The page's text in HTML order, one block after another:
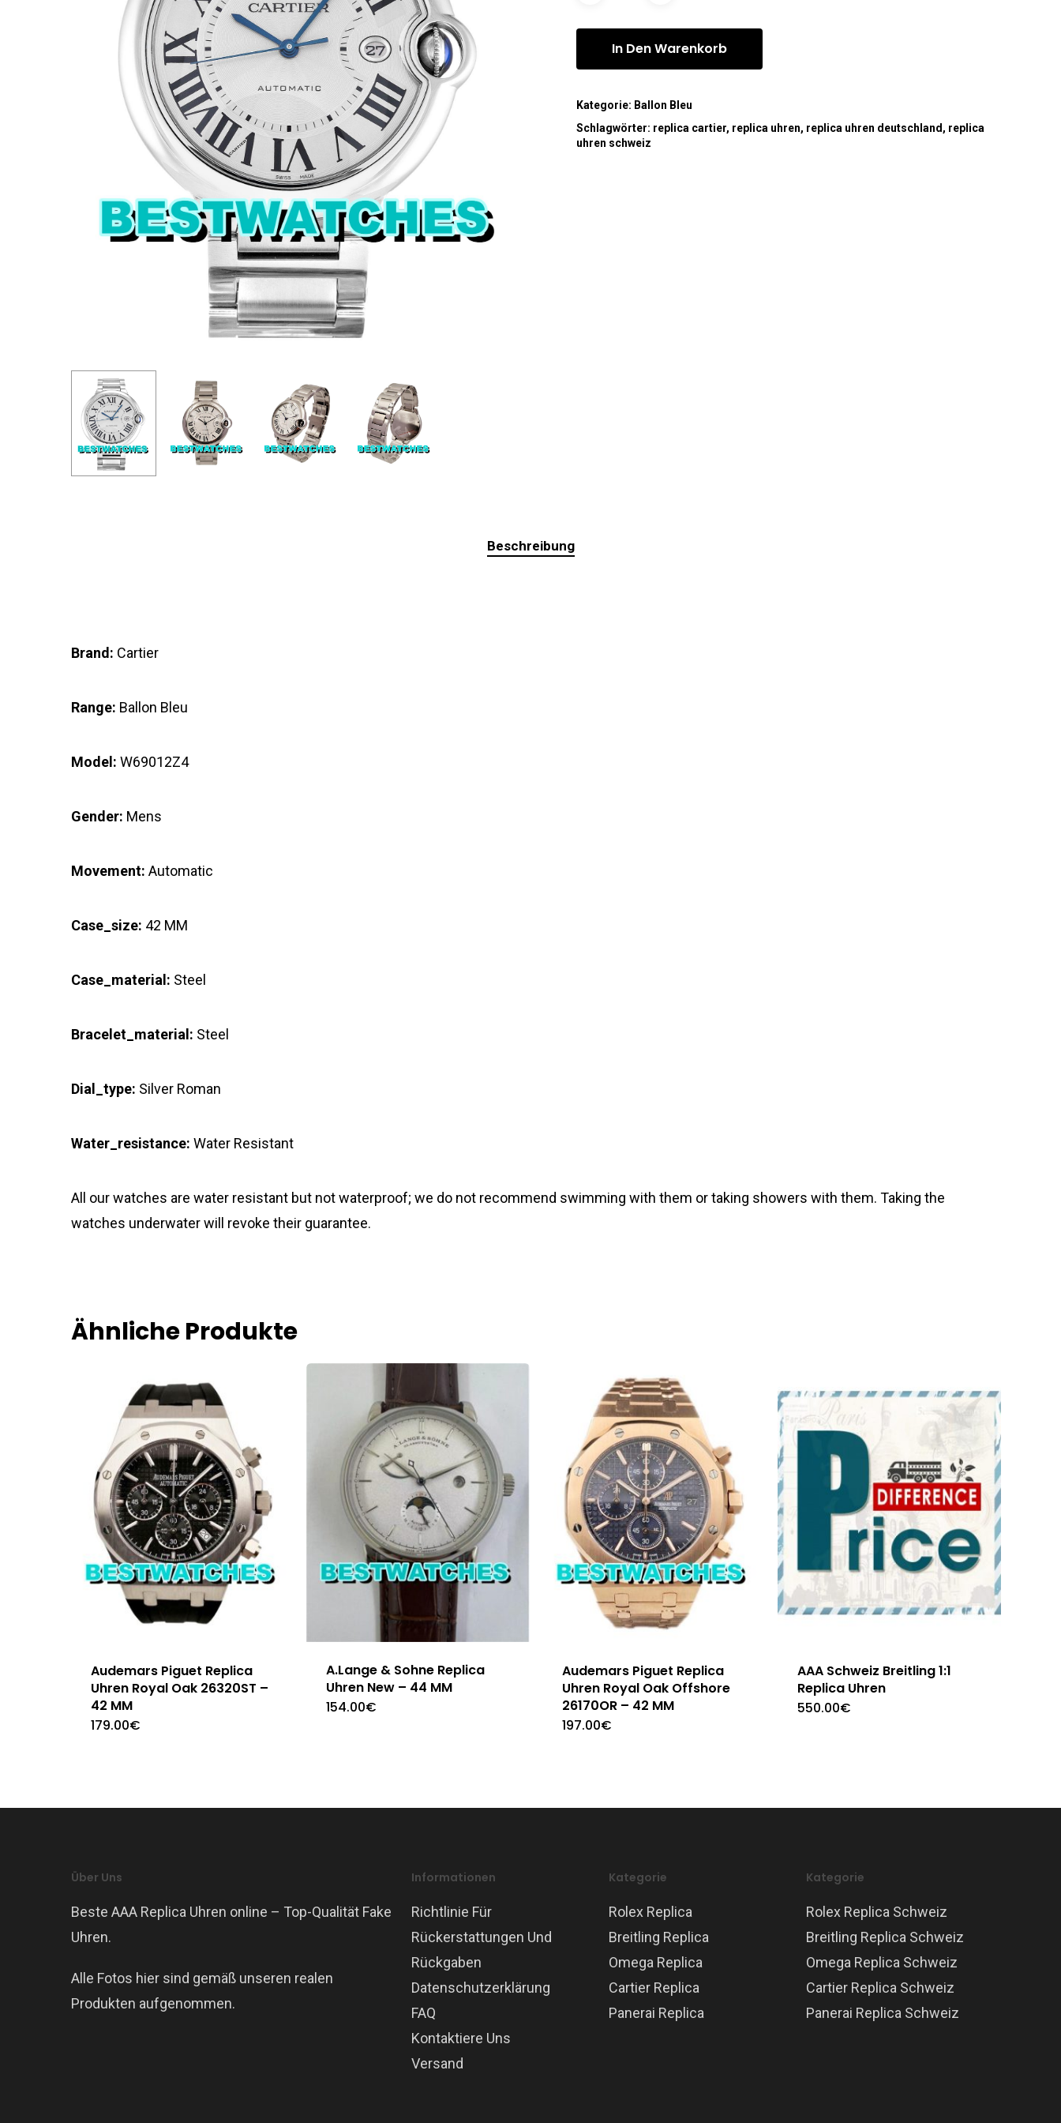
In Den Warenkorb
Kategorie: Ballon Bleu
Schlagwörter: replica cartier, replica uhren, replica uhren deutschland , replica
uhren schweiz
Beschreibung
Brand: Cartier
Range: Ballon Bleu
Model: W69012Z4
Gender: Mens
Movement: Automatic
Case_size: 42 MM
Case_material: Steel
Bracelet_material: Steel
Dial_type: Silver Roman
Water_resistance: Water Resistant
All our watches are water resistant but not waterproof; we do not recommend swimming with them or taking showers with them. Taking the
watches underwater will revoke their guarantee.
Ähnliche Produkte
Audemars Piguet Replica
Uhren Royal Oak 26320ST –
42 MM
179.00€
A.Lange & Sohne Replica
Uhren New – 44 MM
154.00€
Audemars Piguet Replica
Uhren Royal Oak Offshore
26170OR – 42 MM
197.00€
AAA Schweiz Breitling 1:1
Replica Uhren
550.00€
Über Uns
Beste AAA Replica Uhren online – Top-Qualität Fake
Uhren.
Alle Fotos hier sind gemäß unseren realen
Produkten aufgenommen.
Informationen
Richtlinie Für
Rückerstattungen Und
Rückgaben
Datenschutzerklärung
FAQ
Kontaktiere Uns
Versand
Kategorie
Rolex Replica
Breitling Replica
Omega Replica
Cartier Replica
Panerai Replica
Kategorie
Rolex Replica Schweiz
Breitling Replica Schweiz
Omega Replica Schweiz
Cartier Replica Schweiz
Panerai Replica Schweiz